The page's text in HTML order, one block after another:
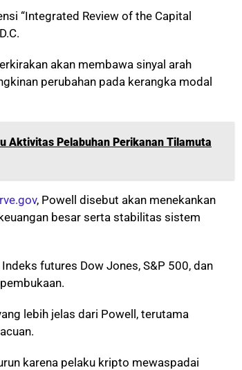
“Integrated Review of the Capital
akan membawa sinyal arah
perubahan pada kerangka modal
Aktivitas Pelabuhan Perikanan Tilamuta
, Powell disebut akan menekankan
besar serta stabilitas sistem
futures Dow Jones, S&P 500, dan
lebih jelas dari Powell, terutama
karena pelaku kripto mewaspadai